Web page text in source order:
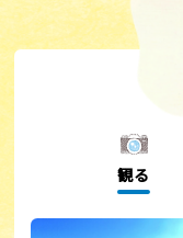
観る